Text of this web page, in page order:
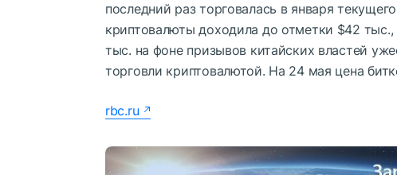
последний раз торговалась в января
криптовалюты доходила до отметки $42
тыс. на фоне призывов китайских властей
торговли криптовалютой. На 24 мая цена
rbc.ru